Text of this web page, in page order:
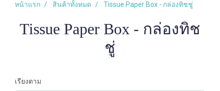
หน้าแรก สินค้าทั้งหมด Tissue Paper Box - กล่องทิชชู่
Tissue Paper Box - กล่องทิช
ชู่
เรียงตาม